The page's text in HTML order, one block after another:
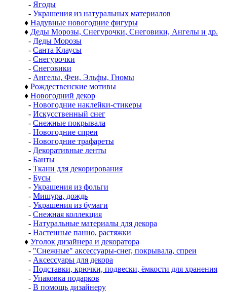
- Ягоды
- Украшения из натуральных материалов
♦ Надувные новогодние фигуры
♦ Деды Морозы, Снегурочки, Снеговики, Ангелы и др.
- Деды Морозы
- Санта Клаусы
- Снегурочки
- Снеговики
- Ангелы, Феи, Эльфы, Гномы
♦ Рождественские мотивы
♦ Новогодний декор
- Новогодние наклейки-стикеры
- Искусственный снег
- Снежные покрывала
- Новогодние спреи
- Новогодние трафареты
- Декоративные ленты
- Банты
- Ткани для декорирования
- Бусы
- Украшения из фольги
- Мишура, дождь
- Украшения из бумаги
- Снежная коллекция
- Натуральные материалы для декора
- Настенные панно, растяжки
♦ Уголок дизайнера и декоратора
- "Снежные" аксессуары-снег, покрывала, спреи
- Аксессуары для декора
- Подставки, крючки, подвески, ёмкости для хранения
- Упаковка подарков
- В помощь дизайнеру